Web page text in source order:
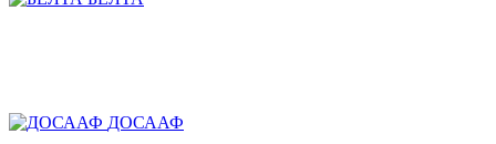
ДОСААФ